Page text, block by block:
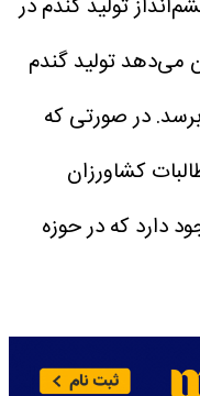
تولید گندم در
می‌دهد تولید گندم
میلیون تن برسد. در صورتی که
کشاورزان
دارد که در حوزه